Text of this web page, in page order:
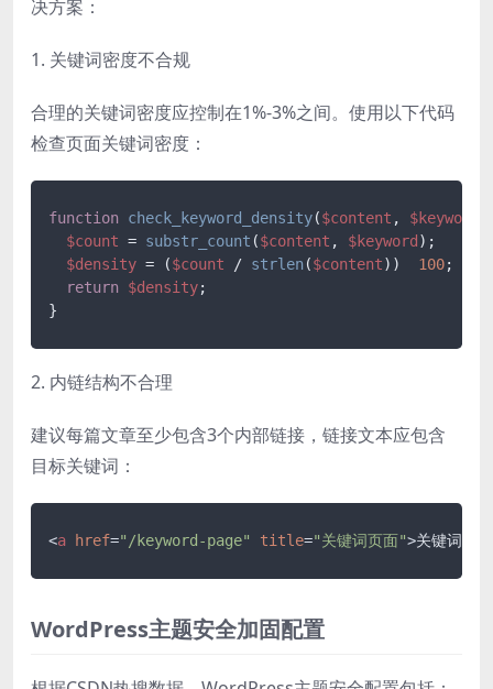
决方案：
1. 关键词密度不合规
合理的关键词密度应控制在1%-3%之间。使用以下代码
检查页面关键词密度：
function check_keyword_density($content , $keyword
$count = substr_count ($content , $keyword );
$density = ($count / strlen($content)) 100;
return $density;
2. 内链结构不合理
建议每篇文章至少包含3个内部链接，链接文本应包含
目标关键词：
<a href="/keyword-page" title="关键词页面">关键词文章
WordPress主题安全加固配置